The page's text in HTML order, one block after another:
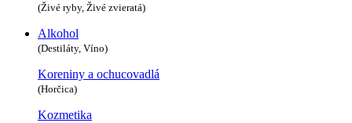
(Živé ryby, Živé zvieratá)
Alkohol
(Destiláty, Víno)
Koreniny a ochucovadlá
(Horčica)
Kozmetika